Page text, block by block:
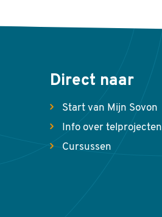
Direct naar
Start van Mijn Sovon
Info over telprojecten
Cursussen